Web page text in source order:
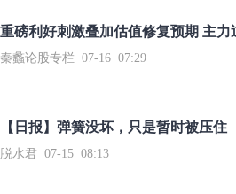
秦蠡论股专栏 07-16 07:29
【日报】弹簧没坏，只是暂时被压住
脱水君 07-15 08:13